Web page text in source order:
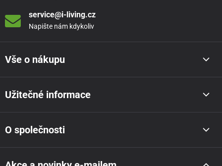
service@i-living.cz
Napište nám kdykoliv
Vše o nákupu
Užitečné informace
O společnosti